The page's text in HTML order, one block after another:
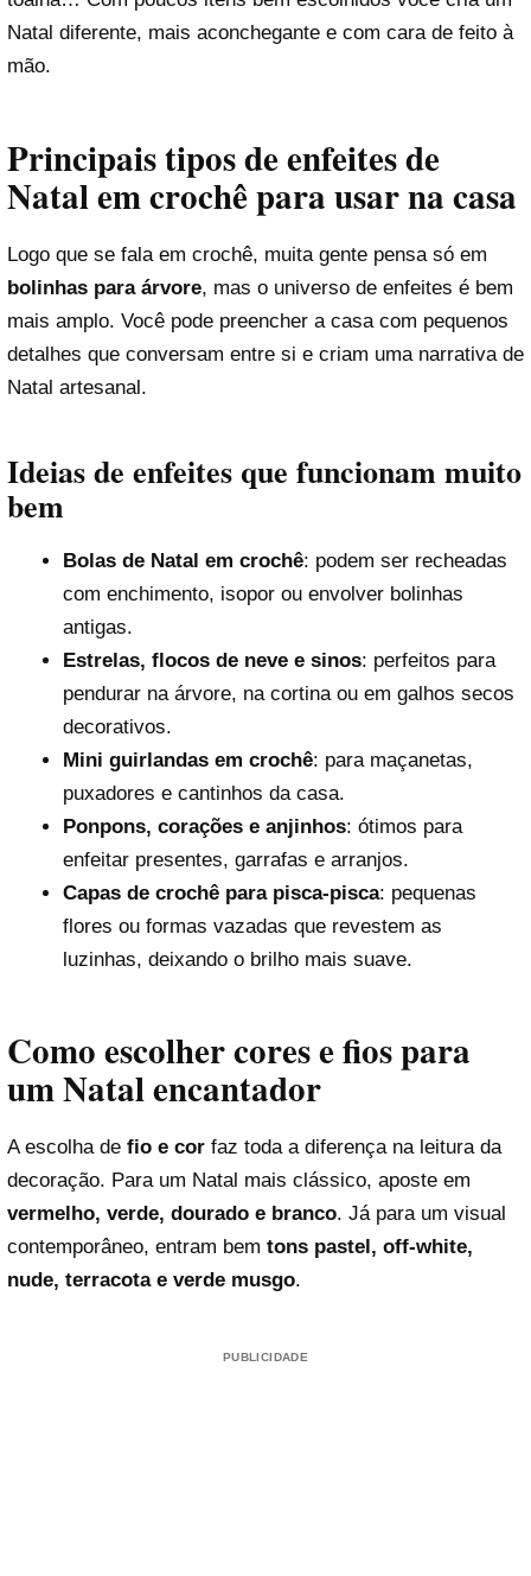
Natal diferente, mais aconchegante e com cara de feito à
mão.
Principais tipos de enfeites de
Natal em crochê para usar na casa
Logo que se fala em crochê, muita gente pensa só em
bolinhas para árvore, mas o universo de enfeites é bem
mais amplo. Você pode preencher a casa com pequenos
detalhes que conversam entre si e criam uma narrativa de
Natal artesanal.
Ideias de enfeites que funcionam muito
bem
Bolas de Natal em crochê: podem ser recheadas
com enchimento, isopor ou envolver bolinhas
antigas.
Estrelas, flocos de neve e sinos: perfeitos para
pendurar na árvore, na cortina ou em galhos secos
decorativos.
Mini guirlandas em crochê: para maçanetas,
puxadores e cantinhos da casa.
Ponpons, corações e anjinhos: ótimos para
enfeitar presentes, garrafas e arranjos.
Capas de crochê para pisca-pisca: pequenas
flores ou formas vazadas que revestem as
luzinhas, deixando o brilho mais suave.
Como escolher cores e fios para
um Natal encantador
A escolha de fio e cor faz toda a diferença na leitura da
decoração. Para um Natal mais clássico, aposte em
vermelho, verde, dourado e branco. Já para um visual
contemporâneo, entram bem tons pastel, off-white,
nude, terracota e verde musgo.
PUBLICIDADE